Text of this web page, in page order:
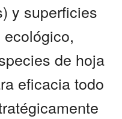
y superficies
de hoja
eficacia todo